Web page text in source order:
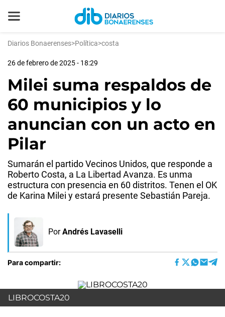
Diarios Bonaerenses>Política>costa
26 de febrero de 2025 - 18:29
Milei suma respaldos de
60 municipios y lo
anuncian con un acto en
Pilar
Sumarán el partido Vecinos Unidos, que responde a
Roberto Costa, a La Libertad Avanza. Es unma
estructura con presencia en 60 distritos. Tenen el OK
de Karina Milei y estará presente Sebastián Pareja.
Por Andrés Lavaselli
Para compartir:
LIBROCOSTA20